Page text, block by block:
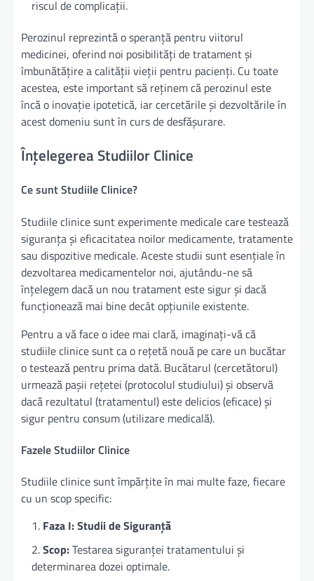
riscul de complicații.
Perozinul reprezintă o speranță pentru viitorul
medicinei, oferind noi posibilități de tratament și
îmbunătățire a calității vieții pentru pacienți. Cu toate
acestea, este important să reținem că perozinul este
încă o inovație ipotetică, iar cercetările și dezvoltările în
acest domeniu sunt în curs de desfășurare.
Înțelegerea Studiilor Clinice
Ce sunt Studiile Clinice?
Studiile clinice sunt experimente medicale care testează
siguranța și eficacitatea noilor medicamente, tratamente
sau dispozitive medicale. Aceste studii sunt esențiale în
dezvoltarea medicamentelor noi, ajutându-ne să
înțelegem dacă un nou tratament este sigur și dacă
funcționează mai bine decât opțiunile existente.
Pentru a vă face o idee mai clară, imaginați-vă că
studiile clinice sunt ca o rețetă nouă pe care un bucătar
o testează pentru prima dată. Bucătarul (cercetătorul)
urmează pașii rețetei (protocolul studiului) și observă
dacă rezultatul (tratamentul) este delicios (eficace) și
sigur pentru consum (utilizare medicală).
Fazele Studiilor Clinice
Studiile clinice sunt împărțite în mai multe faze, fiecare
cu un scop specific:
Faza I: Studii de Siguranță
Scop:Testarea siguranței tratamentului și
determinarea dozei optimale.